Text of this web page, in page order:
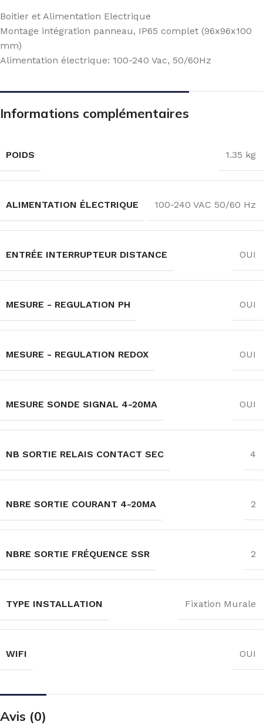
Boitier et Alimentation Electrique
Montage intégration panneau, IP65 complet (96x96x100
mm)
Alimentation électrique: 100-240 Vac, 50/60Hz
Informations complémentaires
POIDS 1.35 kg
ALIMENTATION ÉLECTRIQUE 100-240 VAC 50/60 Hz
ENTRÉE INTERRUPTEUR DISTANCE OUI
MESURE - REGULATION PH OUI
MESURE - REGULATION REDOX OUI
MESURE SONDE SIGNAL 4-20MA OUI
NB SORTIE RELAIS CONTACT SEC 4
NBRE SORTIE COURANT 4-20MA 2
NBRE SORTIE FRÉQUENCE SSR 2
TYPE INSTALLATION Fixation Murale
WIFI OUI
Avis (0)